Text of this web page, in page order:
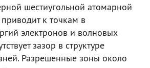
шестиугольной атомарной
к точкам в
электронов и волновых
зазор в структуре
Разрешенные зоны около